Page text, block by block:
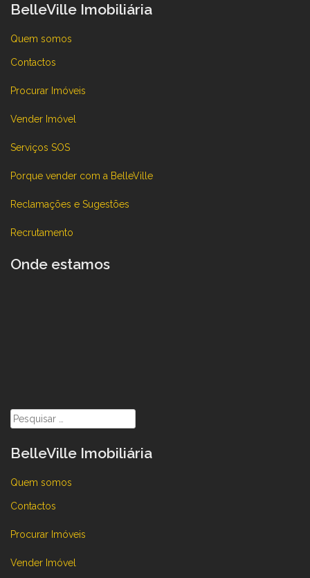
BelleVille Imobiliária
Quem somos
Contactos
Procurar Imóveis
Vender Imóvel
Serviços SOS
Porque vender com a BelleVille
Reclamações e Sugestões
Recrutamento
Onde estamos
Pesquisar
por:
BelleVille Imobiliária
Quem somos
Contactos
Procurar Imóveis
Vender Imóvel